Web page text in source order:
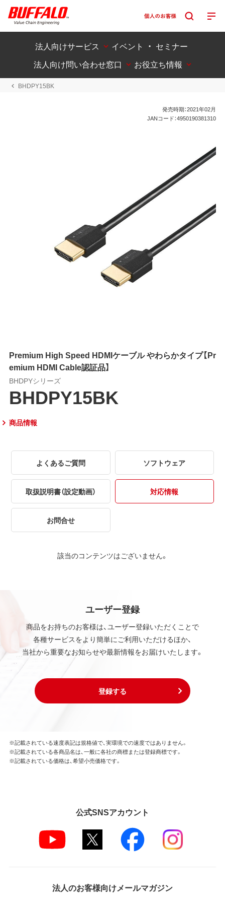
法人向けサービス
イベント ・ セミナー
法人向け問い合わせ窓口
お役立ち情報
BHDPY15BK
発売時期：2021年02月
JANコード：4950190381310
Premium High Speed HDMIケーブル やわらかタイプ【Pr
emium HDMI Cable認証品】
BHDPYシリーズ
BHDPY15BK
商品情報
よくあるご質問 ソフトウェア
取扱説明書（設定動画） 対応情報
お問合せ
該当のコンテンツはございません。
ユーザー登録
商品をお持ちのお客様は、ユーザー登録いただくことで
各種サービスをより簡単にご利用いただけるほか、
当社から重要なお知らせや最新情報をお届けいたします。
登録する
※記載されている速度表記は規格値で、実環境での速度ではありません。
※記載されている各商品名は、一般に各社の商標または登録商標です。
※記載されている価格は、希望小売価格です。
公式SNSアカウント
法人のお客様向けメールマガジン